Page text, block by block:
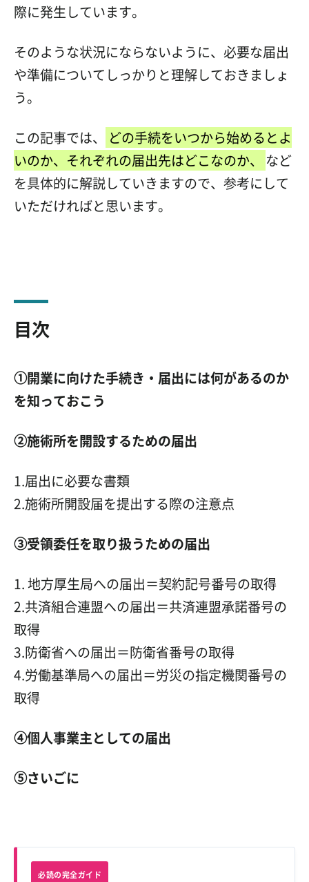
際に発生しています。
そのような状況にならないように、必要な届出
や準備についてしっかりと理解しておきましょ
う。
この記事では、
どの手続をいつから始めるとよ
いのか、それぞれの届出先はどこなのか、 など
を具体的に解説していきますので、参考にして
いただければと思います。
目次
①開業に向けた手続き・届出には何があるのか
を知っておこう
②施術所を開設するための届出
1.届出に必要な書類
2.施術所開設届を提出する際の注意点
③受領委任を取り扱うための届出
1. 地方厚生局への届出＝契約記号番号の取得
2.共済組合連盟への届出＝共済連盟承諾番号の
取得
3.防衛省への届出＝防衛省番号の取得
4.労働基準局への届出＝労災の指定機関番号の
取得
④個人事業主としての届出
⑤さいごに
必読の完全ガイド